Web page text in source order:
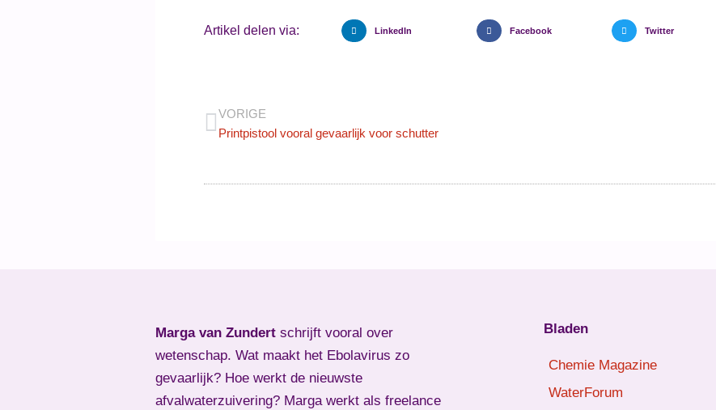
Artikel delen via: LinkedIn Facebook Twitter
VORIGE
Printpistool vooral gevaarlijk voor schutter
Marga van Zundert schrijft vooral over
wetenschap. Wat maakt het Ebolavirus zo
gevaarlijk? Hoe werkt de nieuwste
afvalwaterzuivering? Marga werkt als freelance
Bladen
Chemie Magazine
WaterForum